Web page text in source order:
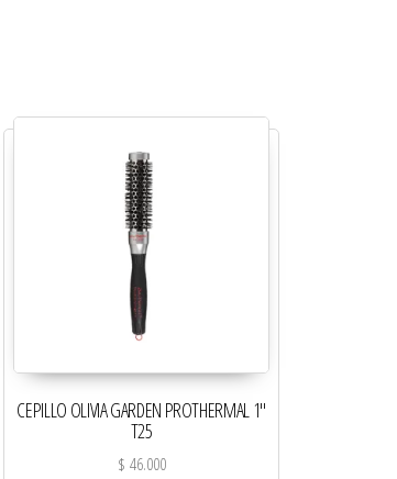
CEPILLO OLIVIA GARDEN PROTHERMAL 1″
T25
$ 46.000